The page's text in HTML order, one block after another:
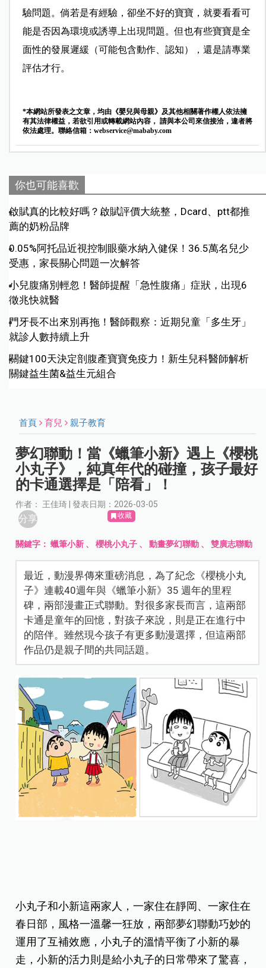
驗問題。倘若是有經驗，卻坐不好的寶寶，就要看看可
能是否因為環境或誘導上出現問題。但也有些寶寶是全
面性的發展遲緩（可能包含動作、認知），還是請專業
評估才行。
*本網站所發表之文章，均由《嬰兒與母親》及其他相關著作權人依法擁
有其法律權益，若欲引用或轉載網站內容， 請與本公司來信接洽，違者將
依法處理。聯絡信箱： webservice@mababy.com
你也可能喜歡
啟賦真的比較好嗎？啟賦評價大統整，Dcard、ptt都推
薦的奶粉品牌
0.05%阿托品近視控制眼藥水納入健保！36.5萬名兒少
受惠，家長關心問題一次解答
小兒腹痛別輕忽！醫師提醒「急性腹痛」症狀，出現6
徵兆快就醫
門牙長不出來別再拖！醫師觀察：近期兒童「多生牙」
就診人數持續上升
關鍵100天決定剖腹產寶寶免疫力！新生兒科醫師解析
關鍵益生菌&益生元組合
首頁 育兒 親子教育
夢幻聯動！當《蠟筆小新》遇上《櫻桃
小丸子》，純真年代的碰撞，孩子最好
的卡通選擇是「陪看」！
作者： 王佳琦 | 發表日期：2026-03-05
分享 收藏
關鍵字：蠟筆小新 、櫻桃小丸子 、動畫夢幻聯動 、雙廣志聯動
最近，動漫界傳來重磅消息，為了紀念《櫻桃小丸
子》連載40週年與《蠟筆小新》35 週年的里程
碑，兩部漫畫正式聯動。對很多家長而言，這兩部
卡通是童年的回憶，對孩子來說，則是正在進行中
的陪伴。雖然現今孩子有更多動漫選擇，但這兩部
作品仍是親子間的共同話題。
小丸子和小新這兩家人，一家住在靜岡、一家住在
春日部，風格一溫馨一狂放，兩部夢幻聯動巧妙的
運用了互補效應，小丸子的溫情平衡了小新的暴
走，小新的活力則是給小丸子的日常帶來了驚喜，